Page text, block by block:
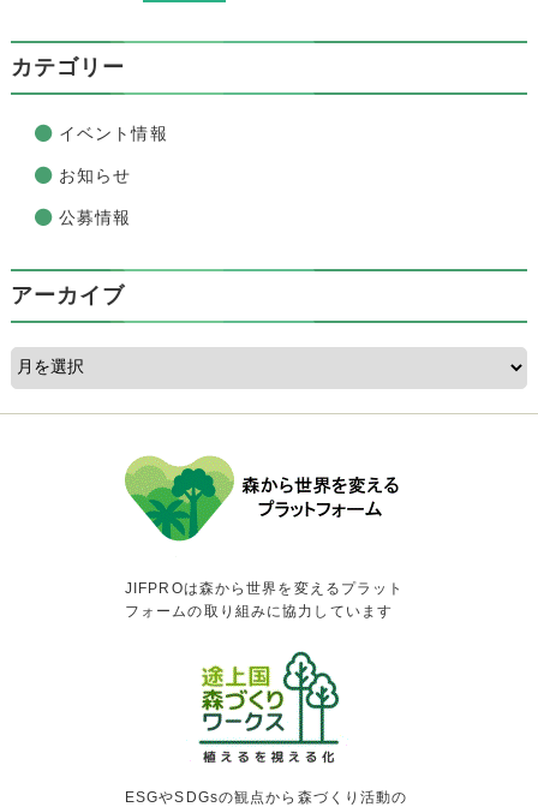
カテゴリー
イベント情報
お知らせ
公募情報
アーカイブ
JIFPROは森から世界を変えるプラット
フォームの取り組みに協力しています
ESGやSDGsの観点から森づくり活動の